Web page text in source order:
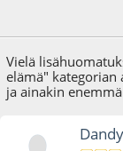
Vielä
elämä" kategorian
ja ainakin